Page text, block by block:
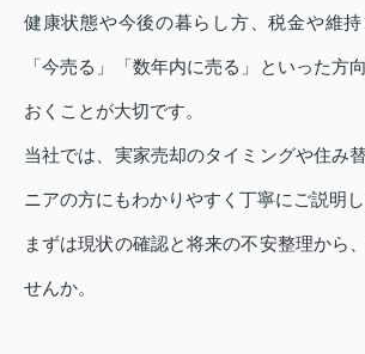
健康状態や今後の暮らし方、税金や維持
「今売る」「数年内に売る」といった方
おくことが大切です。
当社では、実家売却のタイミングや住み
ニアの方にもわかりやすく丁寧にご説明し
まずは現状の確認と将来の不安整理から
せんか。